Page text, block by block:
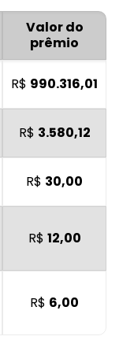
Valor do
prêmio
R$ 990.316,01
R$ 3.580,12
R$ 30,00
R$ 12,00
R$ 6,00